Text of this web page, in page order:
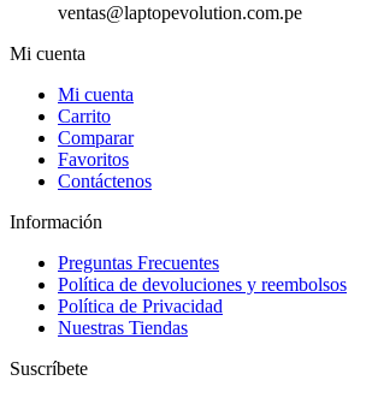
ventas@laptopevolution.com.pe
Mi cuenta
Mi cuenta
Carrito
Comparar
Favoritos
Contáctenos
Información
Preguntas Frecuentes
Política de devoluciones y reembolsos
Política de Privacidad
Nuestras Tiendas
Suscríbete